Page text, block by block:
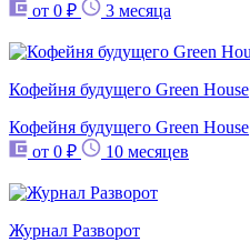
от 0 ₽
3 месяца
Кофейня будущего Green House
Кофейня будущего Green House
от 0 ₽
10 месяцев
Журнал Разворот